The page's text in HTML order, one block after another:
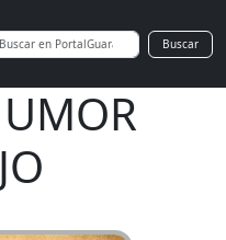
Buscar